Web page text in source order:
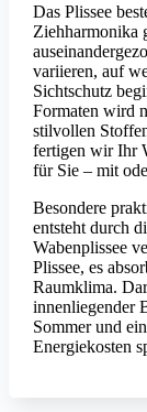
Das Plissee
Ziehharmonika
variieren, auf
Sichtschutz
Formaten wird
stilvollen
fertigen wir Ihr
für Sie – mit
Besondere
entsteht durch
Wabenplissee
Plissee, es
Raumklima.
innenliegender
Sommer und
Energiekosten